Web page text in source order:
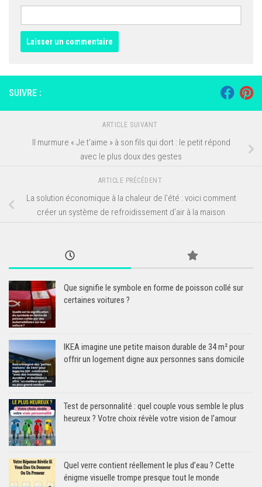
SUIVRE :
ARTICLE SUIVANT
Il murmure « Je t’aime » à son fils qui dort : le petit répond
avec le plus doux des gestes
ARTICLE PRÉCÉDENT
La solution économique à la chaleur de l’été : voici comment
créer un système de refroidissement d’air à la maison
Que signifie le symbole en forme de poisson collé sur
certaines voitures ?
IKEA imagine une petite maison durable de 34 m² pour
offrir un logement digne aux personnes sans domicile
Test de personnalité : quel couple vous semble le plus
heureux ? Votre choix révèle votre vision de l’amour
Quel verre contient réellement le plus d’eau ? Cette
énigme visuelle trompe presque tout le monde